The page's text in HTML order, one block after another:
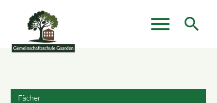
menu search
Fächer